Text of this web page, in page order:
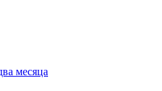
месяца